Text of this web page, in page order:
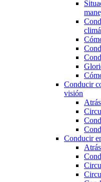
Conducir
visión
Atrás
Conducir
Atrás